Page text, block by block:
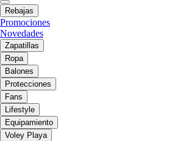
Rebajas
Promociones
Novedades
Zapatillas
Ropa
Balones
Protecciones
Fans
Lifestyle
Equipamiento
Voley Playa